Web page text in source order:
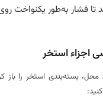
فشار به‌طور یکنواخت
بسته‌بندی استخر را باز